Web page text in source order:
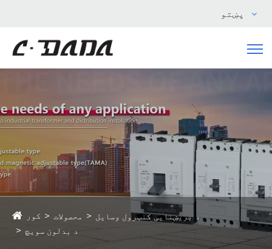
پښتو
کور محصولات
د بریښنایی کنټرول وسایل
د بدلون سویچ